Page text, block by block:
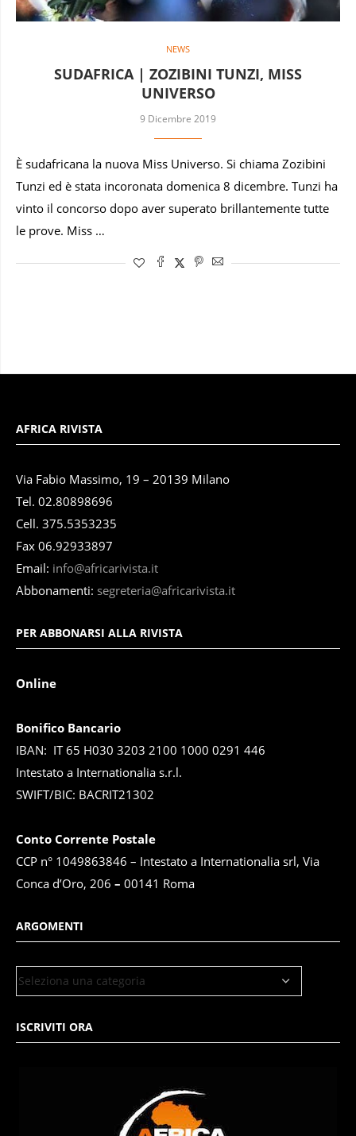
NEWS
SUDAFRICA | ZOZIBINI TUNZI, MISS
UNIVERSO
9 Dicembre 2019
È sudafricana la nuova Miss Universo. Si chiama Zozibini
Tunzi ed è stata incoronata domenica 8 dicembre. Tunzi ha
vinto il concorso dopo aver superato brillantemente tutte
le prove. Miss …
AFRICA RIVISTA
Via Fabio Massimo, 19 – 20139 Milano
Tel. 02.80898696
Cell. 375.5353235
Fax 06.92933897
Email: info@africarivista.it
Abbonamenti: segreteria@africarivista.it
PER ABBONARSI ALLA RIVISTA
Online
Bonifico Bancario
IBAN: IT 65 H030 3203 2100 1000 0291 446
Intestato a Internationalia s.r.l.
SWIFT/BIC: BACRIT21302
Conto Corrente Postale
CCP n° 1049863846 – Intestato a Internationalia srl, Via
Conca d’Oro, 206 – 00141 Roma
ARGOMENTI
ISCRIVITI ORA